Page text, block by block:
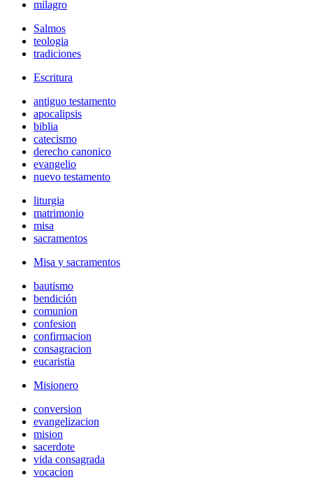
milagro
Salmos
teologia
tradiciones
Escritura
antiguo testamento
apocalipsis
biblia
catecismo
derecho canonico
evangelio
nuevo testamento
liturgia
matrimonio
misa
sacramentos
Misa y sacramentos
bautismo
bendición
comunion
confesion
confirmacion
consagracion
eucaristia
Misionero
conversion
evangelizacion
mision
sacerdote
vida consagrada
vocacion